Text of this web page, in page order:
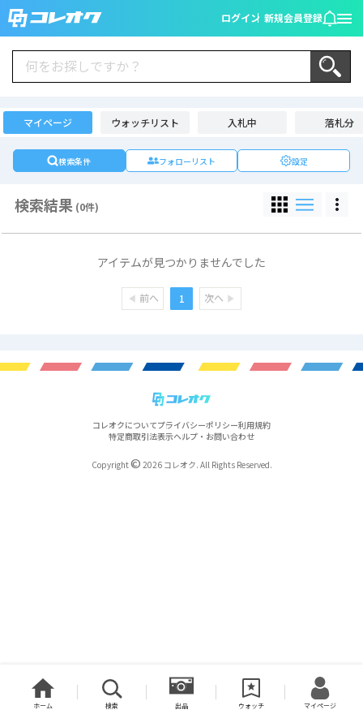
ログイン 新規会員登録
マイページ ウォッチリスト 入札中 落札分
検索条件 フォローリスト 設定
検索結果 (0件)
アイテムが見つかりませんでした
前へ 1 次へ
コレオクについてプライバシーポリシー利用規約
特定商取引法表示ヘルプ・お問い合わせ
Copyright© 2026 コレオク. All Rights Reserved.
ホーム 検索 出品 ウォッチ マイページ